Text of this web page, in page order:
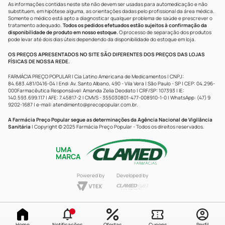
As informações contidas neste site não devem ser usadas para automedicação e não
substituem, em hipótese alguma, as orientações dadas pelo profissional da área médica.
Somente o médico está apto a diagnosticar qualquer problema de saúde e prescrever o
tratamento adequado. Todos os pedidos efetuados estão sujeitos à confirmação da
disponibilidade de produto em nosso estoque.O processo de separação dos produtos
pode levar até dois dias úteis dependendo da disponibilidade do estoque em loja.
OS PREÇOS APRESENTADOS NO SITE SÃO DIFERENTES DOS PREÇOS DAS LOJAS
FÍSICAS DE NOSSA REDE.
FARMÁCIA PREÇO POPULAR | Cia Latino Americana de Medicamentos | CNPJ:
84.683.481/0416-04 | End: Av. Santo Albano, 490 - Vila Vera | São Paulo - SP | CEP: 04.296-
000Farmacêutica Responsável: Amanda Zelia Deodato | CRF/SP: 107393 | IE:
140.593.699.117 | AFE: 7.45817-2 | CMVS - 355030801-477-008910-1-0 | WhatsApp: (47) 9
9202-1687 | e-mail: atendimento@precopopular.com.br.
A Farmácia Preço Popular segue as determinações da Agência Nacional de Vigilância
Sanitária | Copyright © 2025 Farmácia Preço Popular - Todos os direitos reservados.
UMA
MARCA
Powered by Developed by